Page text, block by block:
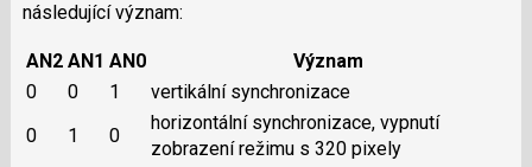
následující význam:
AN2 AN1 AN0
Význam
0
0 1
vertikální synchronizace
0
1 0
horizontální synchronizace, vypnutí
zobrazení režimu s 320 pixely